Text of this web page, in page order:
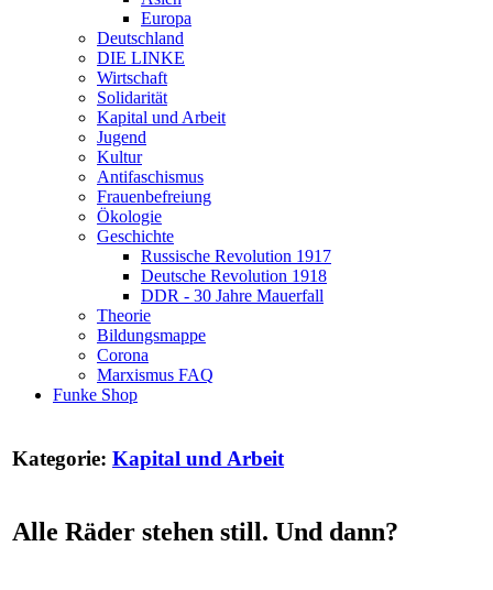
Europa
Deutschland
DIE LINKE
Wirtschaft
Solidarität
Kapital und Arbeit
Jugend
Kultur
Antifaschismus
Frauenbefreiung
Ökologie
Geschichte
Russische Revolution 1917
Deutsche Revolution 1918
DDR - 30 Jahre Mauerfall
Theorie
Bildungsmappe
Corona
Marxismus FAQ
Funke Shop
Kategorie: Kapital und Arbeit
Alle Räder stehen still. Und dann?